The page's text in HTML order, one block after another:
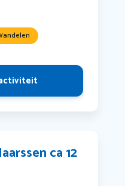
ca 12